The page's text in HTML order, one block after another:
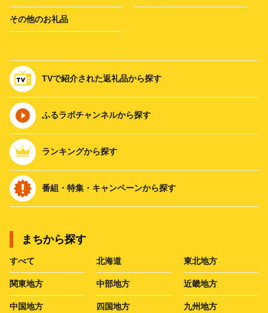
その他のお礼品
TVで紹介された返礼品から探す
ふるラボチャンネルから探す
ランキングから探す
番組・特集・キャンペーンから探す
まちから探す
すべて 北海道 東北地方
関東地方 中部地方 近畿地方
中国地方 四国地方 九州地方